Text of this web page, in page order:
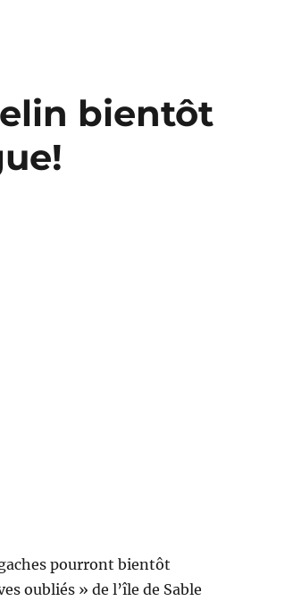
bientôt
pourront bientôt
oubliés » de l’île de Sable